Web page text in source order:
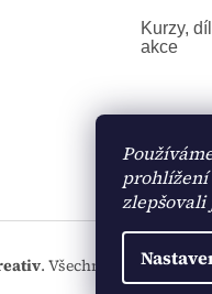
prohlížení
zlepšovali
Kurzy,
akce
. Všechna práva